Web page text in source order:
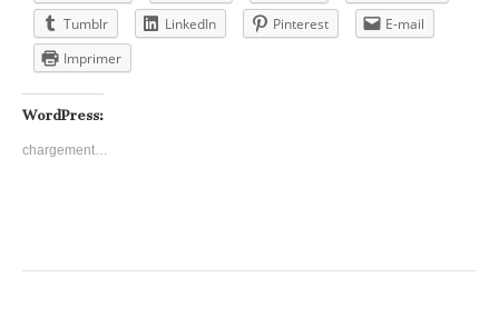
Tumblr
LinkedIn Pinterest
E-mail
Imprimer
WordPress:
chargement…